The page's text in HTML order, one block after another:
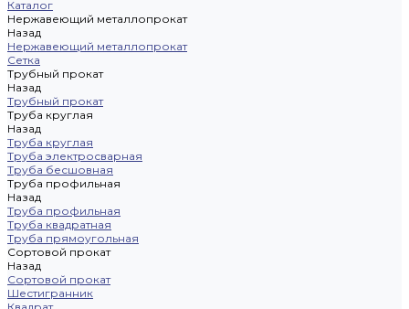
Каталог
Нержавеющий металлопрокат
Назад
Нержавеющий металлопрокат
Сетка
Трубный прокат
Назад
Трубный прокат
Труба круглая
Назад
Труба круглая
Труба электросварная
Труба бесшовная
Труба профильная
Назад
Труба профильная
Труба квадратная
Труба прямоугольная
Сортовой прокат
Назад
Сортовой прокат
Шестигранник